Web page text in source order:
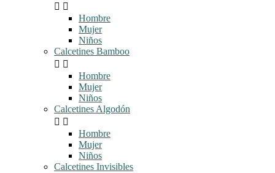
 
Hombre
Mujer
Niños
Calcetines Bamboo
 
Hombre
Mujer
Niños
Calcetines Algodón
 
Hombre
Mujer
Niños
Calcetines Invisibles